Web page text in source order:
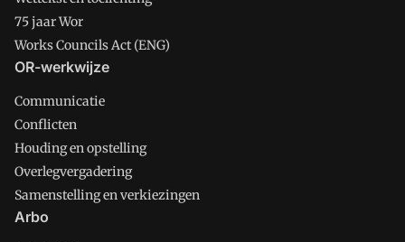
75 jaar Wor
Works Councils Act (ENG)
OR-werkwijze
Communicatie
Conflicten
Houding en opstelling
Overlegvergadering
Samenstelling en verkiezingen
Arbo